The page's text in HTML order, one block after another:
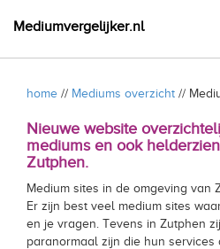
Mediumvergelijker.nl
home // Mediums overzicht //
Nieuwe website
mediums en ook
Zutphen.
Medium sites in de omgeving van
Er zijn best veel medium sites
en je vragen. Tevens in Zutphen
paranormaal zijn die hun